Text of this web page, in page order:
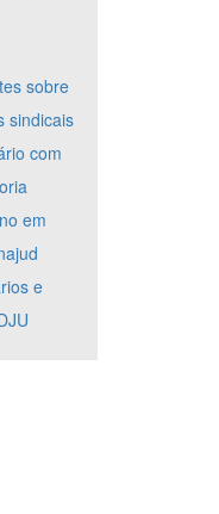
sobre
sindicais
com
em
e